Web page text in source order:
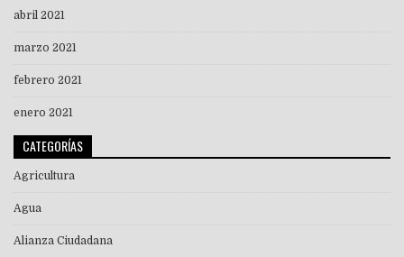
abril 2021
marzo 2021
febrero 2021
enero 2021
CATEGORÍAS
Agricultura
Agua
Alianza Ciudadana